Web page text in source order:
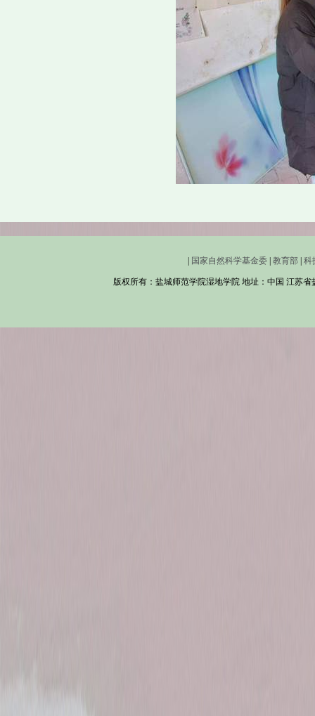
国家自然科学基金委 教育部 科
版权所有：盐城师范学院湿地学院 地址：中国 江苏